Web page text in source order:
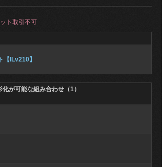
ト取引不可
【ILv210】
が可能な組み合わせ（1）